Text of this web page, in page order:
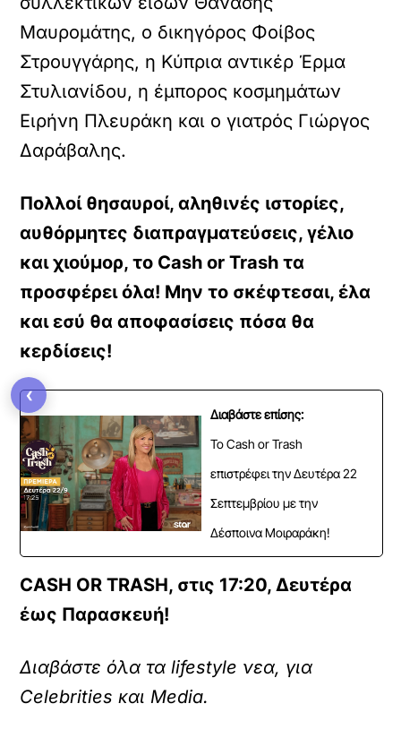
Μαυρομάτης, ο δικηγόρος Φοίβος
Στρουγγάρης, η Κύπρια αντικέρ Έρμα
Στυλιανίδου, η έμπορος κοσμημάτων
Ειρήνη Πλευράκη και ο γιατρός Γιώργος
Δαράβαλης.
Πολλοί θησαυροί, αληθινές ιστορίες,
αυθόρμητες διαπραγματεύσεις, γέλιο
και χιούμορ, το Cash or Trash τα
προσφέρει όλα! Μην το σκέφτεσαι, έλα
και εσύ θα αποφασίσεις πόσα θα
κερδίσεις!
Διαβάστε επίσης:
Το Cash or Trash
επιστρέφει την Δευτέρα 22
Σεπτεμβρίου με την
Δέσποινα Μοιραράκη!
CASH OR TRASH, στις 17:20, Δευτέρα
έως Παρασκευή!
Διαβάστε όλα τα lifestyle νεα, για
Celebrities και Media.
‹